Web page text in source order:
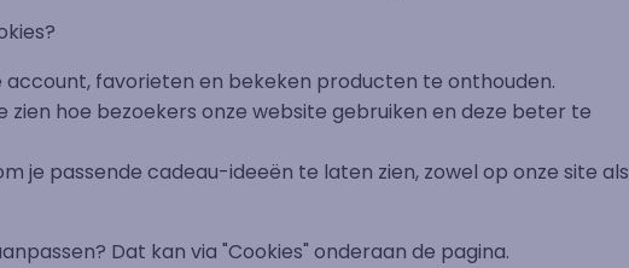
account, favorieten en bekeken producten te onthouden.
zien hoe bezoekers onze website gebruiken en deze beter te
je passende cadeau-ideeën te laten zien, zowel op onze site als
Dat kan via "Cookies" onderaan de pagina.